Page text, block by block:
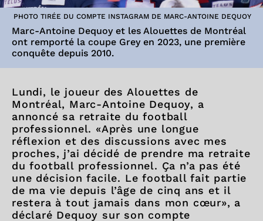
PHOTO TIRÉE DU COMPTE INSTAGRAM DE MARC-ANTOINE DEQUOY
Marc-Antoine Dequoy et les Alouettes de Montréal
ont remporté la coupe Grey en 2023, une première
conquête depuis 2010.
Lundi, le joueur des Alouettes de
Montréal, Marc-Antoine Dequoy, a
annoncé sa retraite du football
professionnel. «Après une longue
réflexion et des discussions avec mes
proches, j’ai décidé de prendre ma retraite
du football professionnel. Ça n’a pas été
une décision facile. Le football fait partie
de ma vie depuis l’âge de cinq ans et il
restera à tout jamais dans mon cœur», a
déclaré Dequoy sur son compte